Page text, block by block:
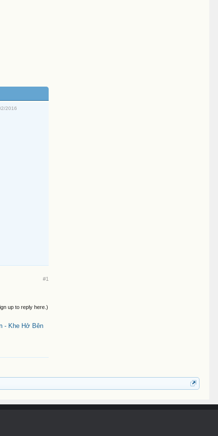
2016
#1
up to reply here.)
- Khe Hở Bên